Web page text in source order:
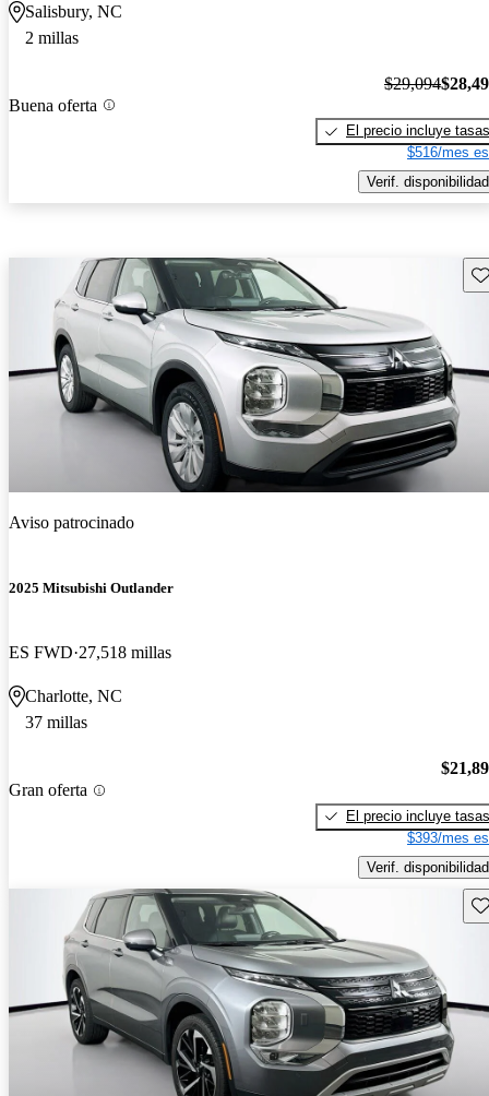
Salisbury, NC
2 millas
Buena oferta
$29,094
El precio incluye tasas
$516/mes
Verif. disponibilidad
Aviso patrocinado
2025 Mitsubishi Outlander
ES FWD 27,518 millas
Charlotte, NC
37 millas
Gran oferta
El precio incluye tasas
$393/mes
Verif. disponibilidad